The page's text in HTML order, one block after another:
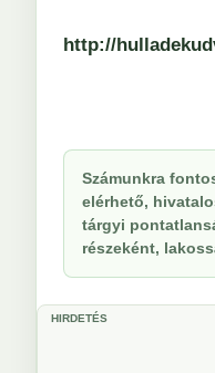
http://
Számunkra
elérhető,
tárgyi
részeként,
HIRDETÉS